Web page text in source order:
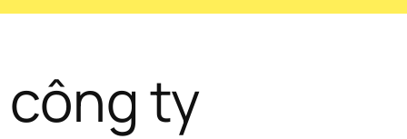
ty